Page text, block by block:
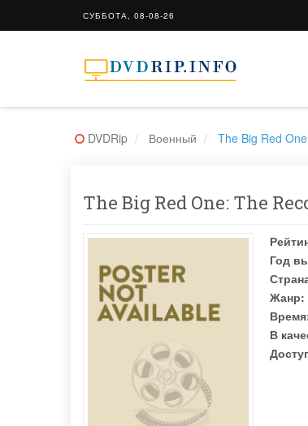
СУББОТА, 08-08-26
DVDRip Военный The Big Red
The Big Red One: The
Год
Жанр:
В